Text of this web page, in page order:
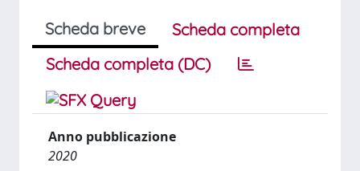
Scheda breve
Scheda completa
Scheda completa (DC)
Anno pubblicazione
2020